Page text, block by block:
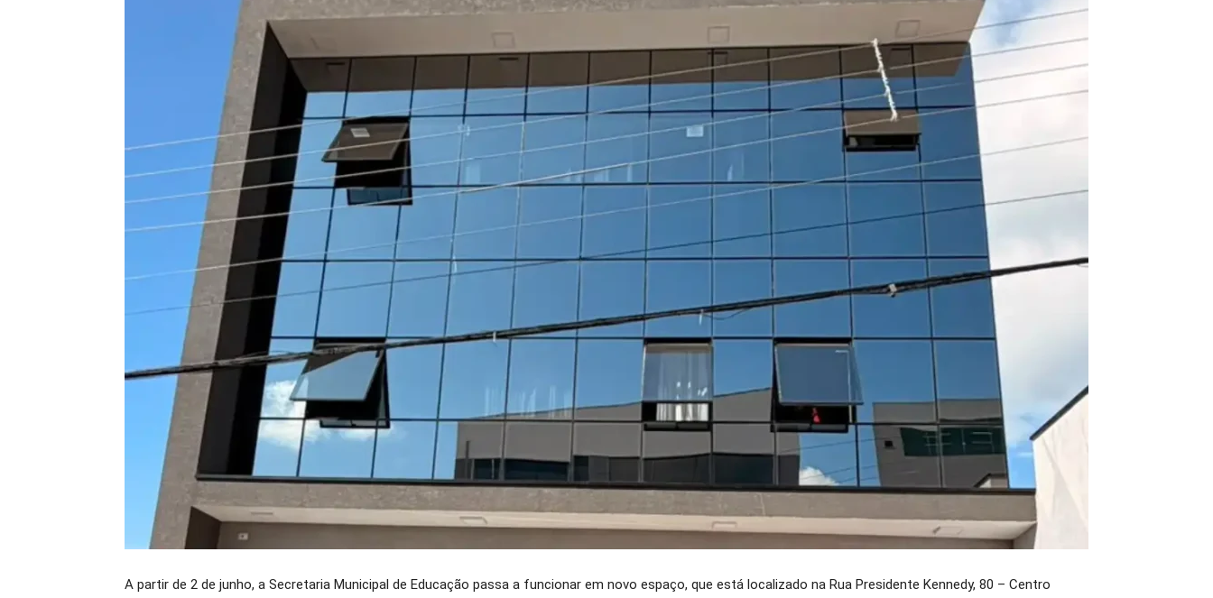
A partir de 2 de junho, a Secretaria Municipal de Educação passa a funcionar em novo espaço, que está localizado na Rua Presidente Kennedy, 80 – Centro